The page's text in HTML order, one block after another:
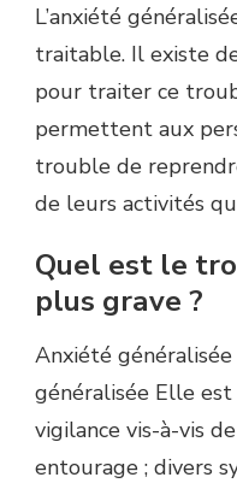
L’anxiété
traitable. Il existe
pour traiter ce
permettent aux
trouble de
de leurs activités
Quel est le
plus grave ?
Anxiété
généralisée Elle
vigilance vis-à-vis
entourage ; divers